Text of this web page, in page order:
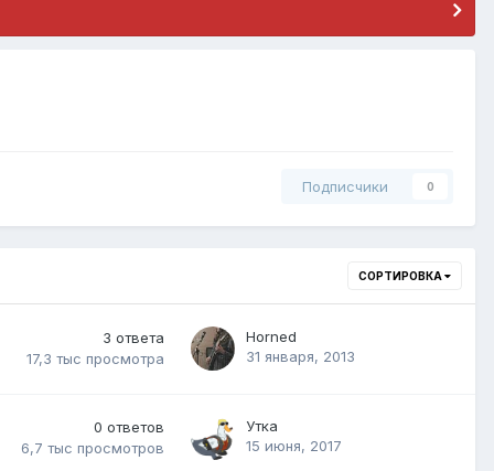
Подписчики 0
СОРТИРОВКА
3 ответа
17,3 тыс просмотра
Horned
31 января, 2013
0 ответов
6,7 тыс просмотров
Утка
15 июня, 2017